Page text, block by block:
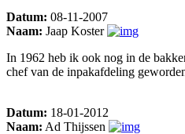
Datum: 08-11-2007
Naam: Jaap Koster
In 1962 heb ik ook nog in de
chef van de inpakafdeling
Datum: 18-01-2012
Naam: Ad Thijssen